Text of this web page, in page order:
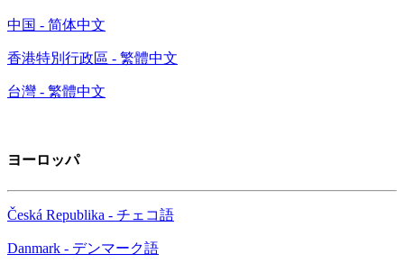
中国 - 简体中文
香港特別行政區 - 繁體中文
台灣 - 繁體中文
ヨーロッパ
Česká Republika - チェコ語
Danmark - デンマーク語